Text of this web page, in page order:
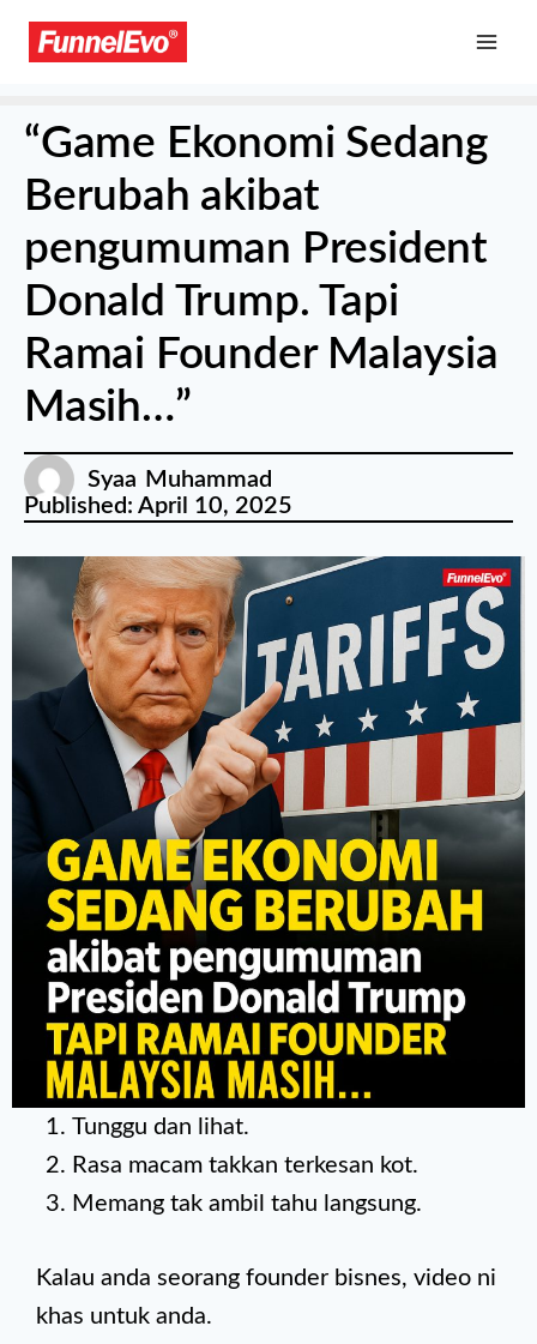
“Game Ekonomi Sedang
Berubah akibat
pengumuman President
Donald Trump. Tapi
Ramai Founder Malaysia
Masih…”
Syaa Muhammad
Published: April 10, 2025
Tunggu dan lihat.
Rasa macam takkan terkesan kot.
Memang tak ambil tahu langsung.
Kalau anda seorang founder bisnes, video ni
khas untuk anda.